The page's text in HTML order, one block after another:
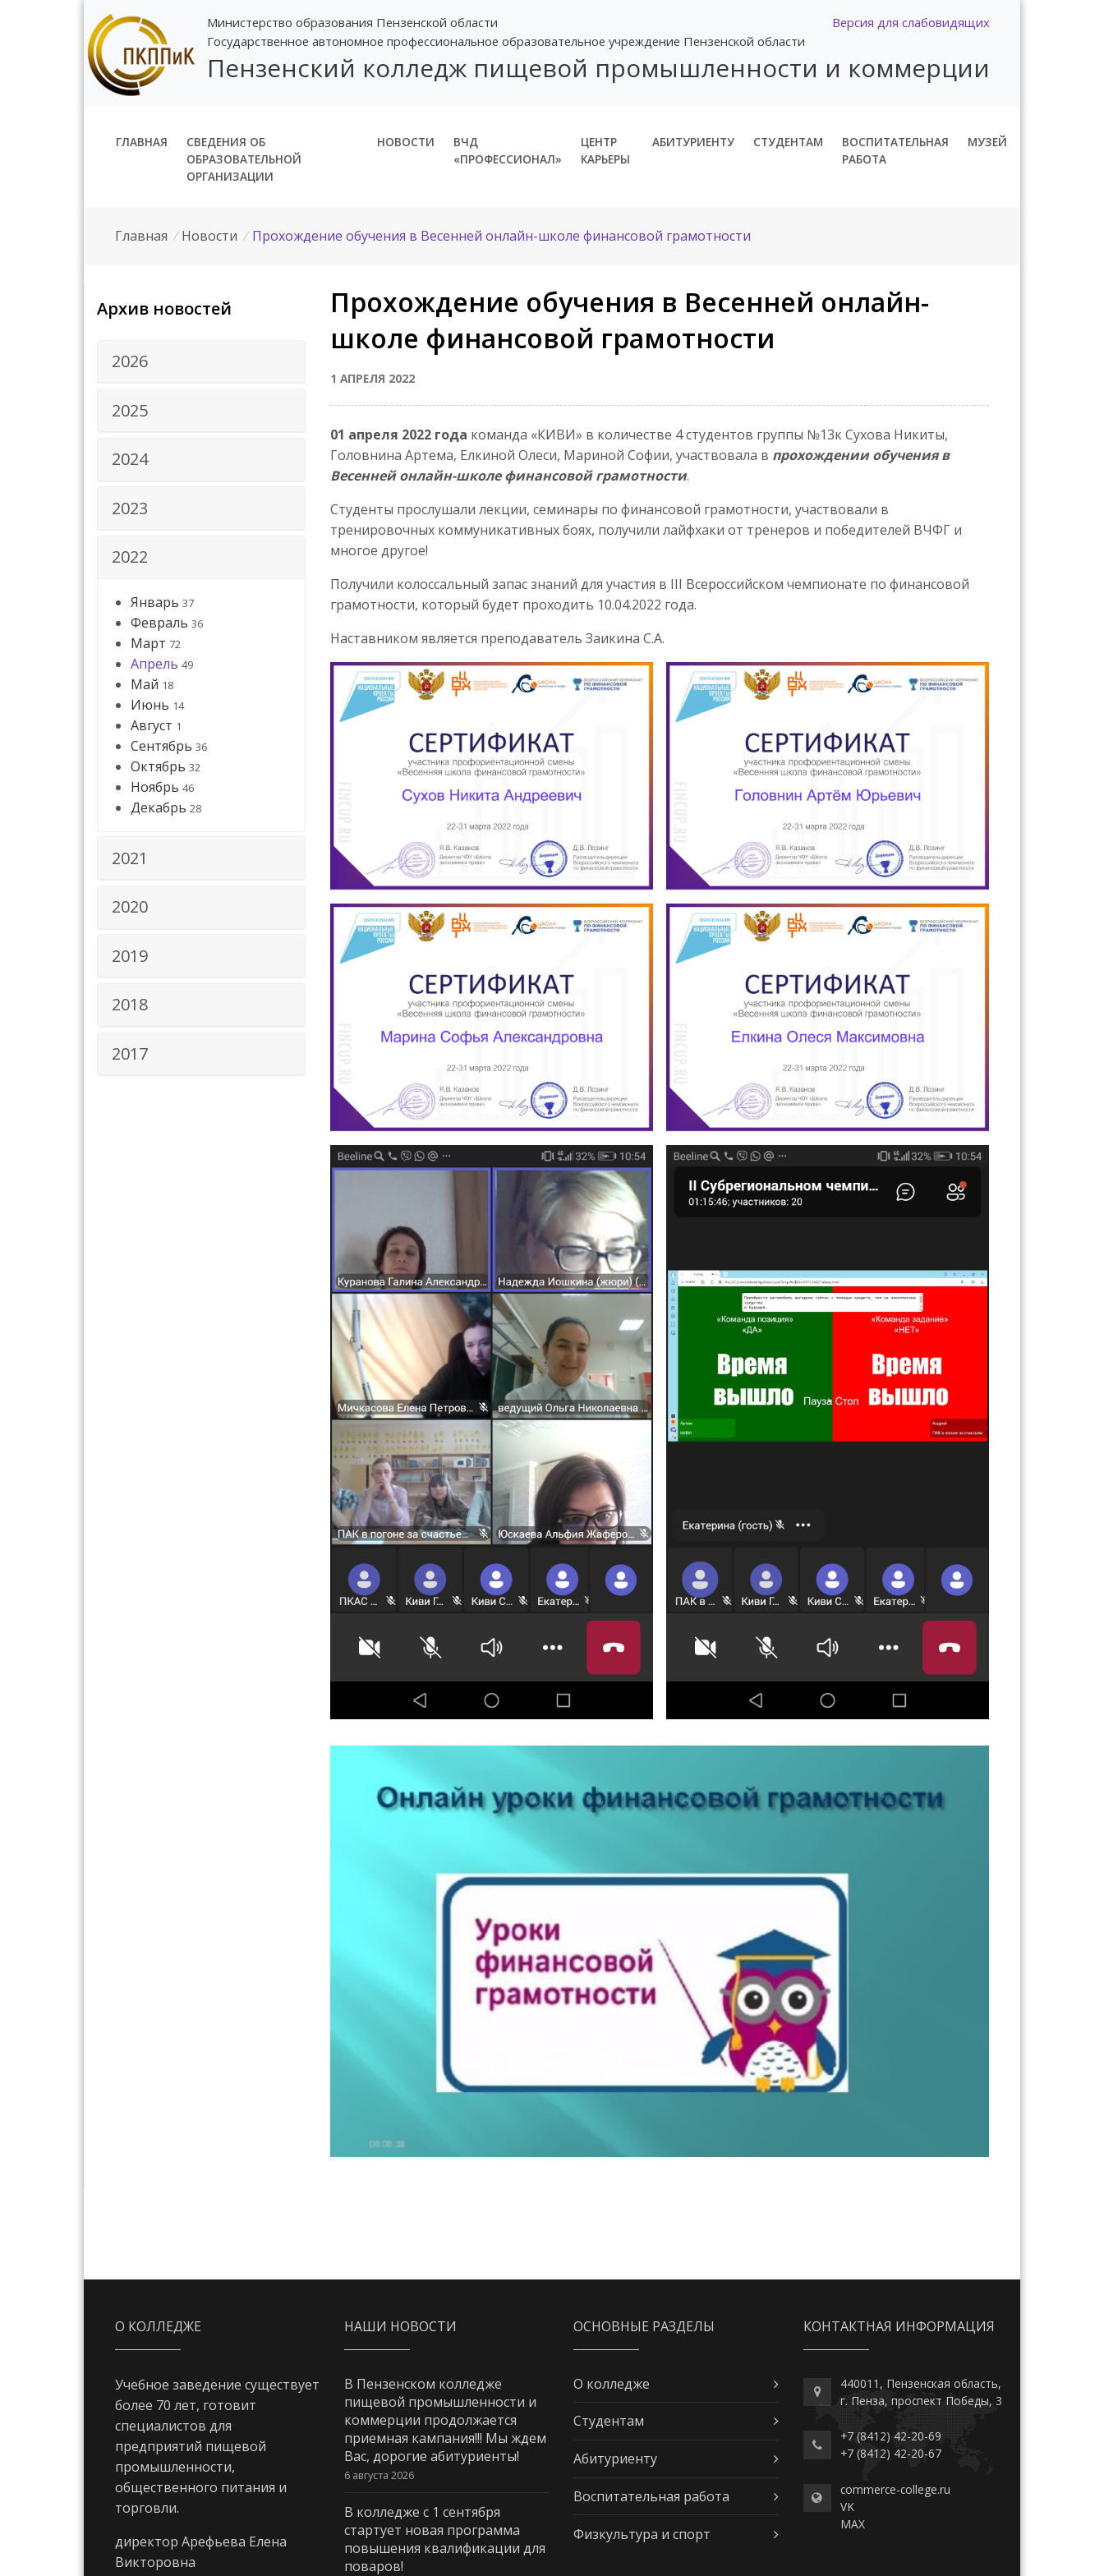
Версия для слабовидящих
Министерство образования Пензенской области
Государственное автономное профессиональное образовательное учреждение Пензенской области
Пензенский колледж пищевой промышленности и коммерции
ГЛАВНАЯ
СВЕДЕНИЯ ОБ
ОБРАЗОВАТЕЛЬНОЙ
ОРГАНИЗАЦИИ
НОВОСТИ
ВЧД
«ПРОФЕССИОНАЛ»
ЦЕНТР
КАРЬЕРЫ
АБИТУРИЕНТУ СТУДЕНТАМ
ВОСПИТАТЕЛЬНАЯ
РАБОТА
МУЗЕЙ
Главная / Новости / Прохождение обучения в Весенней онлайн-школе финансовой грамотности
Архив новостей
2026
2025
2024
2023
2022
Январь 37
Февраль 36
Март 72
Апрель 49
Май 18
Июнь 14
Август 1
Сентябрь 36
Октябрь 32
Ноябрь 46
Декабрь 28
2021
2020
2019
2018
2017
Прохождение обучения в Весенней онлайн-
школе финансовой грамотности
1 АПРЕЛЯ 2022
01 апреля 2022 года команда «КИВИ» в количестве 4 студентов группы №13к Сухова Никиты,
Головнина Артема, Елкиной Олеси, Мариной Софии, участвовала в прохождении обучения в
Весенней онлайн-школе финансовой грамотности.
Студенты прослушали лекции, семинары по финансовой грамотности, участвовали в
тренировочных коммуникативных боях, получили лайфхаки от тренеров и победителей ВЧФГ и
многое другое!
Получили колоссальный запас знаний для участия в III Всероссийском чемпионате по финансовой
грамотности, который будет проходить 10.04.2022 года.
Наставником является преподаватель Заикина С.А.
О КОЛЛЕДЖЕ
Учебное заведение существует
более 70 лет, готовит
специалистов для
предприятий пищевой
промышленности,
общественного питания и
торговли.
директор Арефьева Елена
Викторовна
НАШИ НОВОСТИ
В Пензенском колледже
пищевой промышленности и
коммерции продолжается
приемная кампания!!! Мы ждем
Вас, дорогие абитуриенты!
6 августа 2026
В колледже с 1 сентября
стартует новая программа
повышения квалификации для
поваров!
ОСНОВНЫЕ РАЗДЕЛЫ
О колледже
Студентам
Абитуриенту
Воспитательная работа
Физкультура и спорт
КОНТАКТНАЯ ИНФОРМАЦИЯ
440011, Пензенская область,
г. Пенза, проспект Победы, 3
+7 (8412) 42-20-69
+7 (8412) 42-20-67
commerce-college.ru
VK
MAX